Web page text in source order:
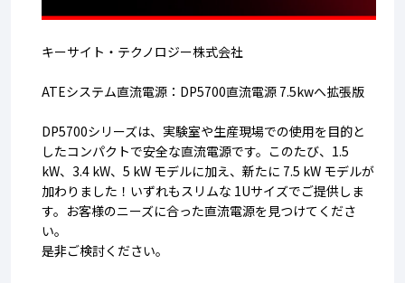
キーサイト・テクノロジー株式会社
ATEシステム直流電源：DP5700直流電源 7.5kwへ拡張版
DP5700シリーズは、実験室や生産現場での使用を目的と
したコンパクトで安全な直流電源です。 このたび、1.5
kW、3.4 kW、5 kW モデルに加え、新たに 7.5 kW モデルが
加わりました！ いずれもスリムな 1Uサイズでご提供しま
す。お客様のニーズに合った直流電源を見つけてくださ
い。
是非ご検討ください。